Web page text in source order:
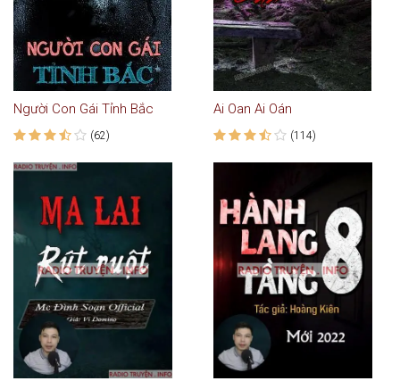
Người Con Gái Tỉnh Bắc
(62)
Ai Oan Ai Oán
(114)